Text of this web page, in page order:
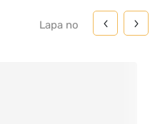
Lapa no